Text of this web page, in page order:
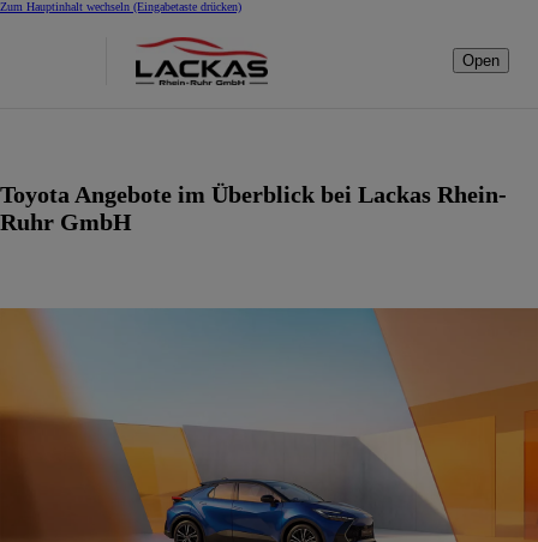
Zum Hauptinhalt wechseln (Eingabetaste drücken)
Open
Toyota Angebote im Überblick bei Lackas Rhein-
Ruhr GmbH